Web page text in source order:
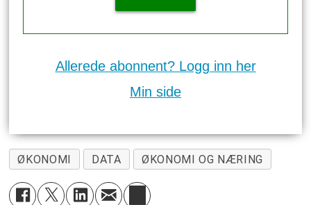
Allerede abonnent? Logg inn her
Min side
ØKONOMI DATA ØKONOMI OG NÆRING